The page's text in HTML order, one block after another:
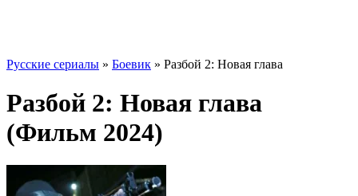
Русские сериалы » Боевик » Разбой 2: Новая глава
Разбой 2: Новая глава
(Фильм 2024)